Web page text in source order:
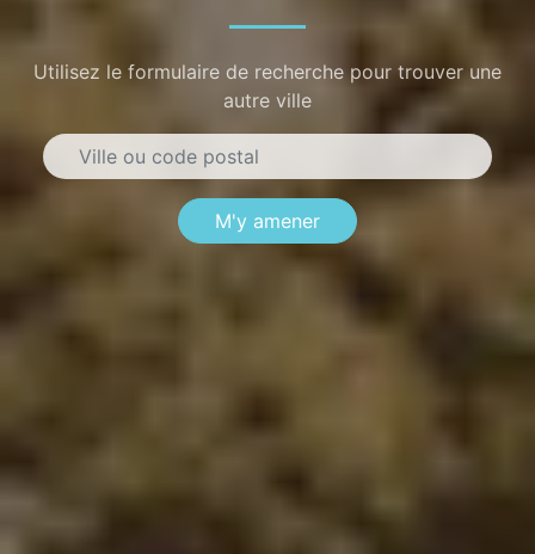
Utilisez le formulaire de recherche pour trouver une
autre ville
M'y amener